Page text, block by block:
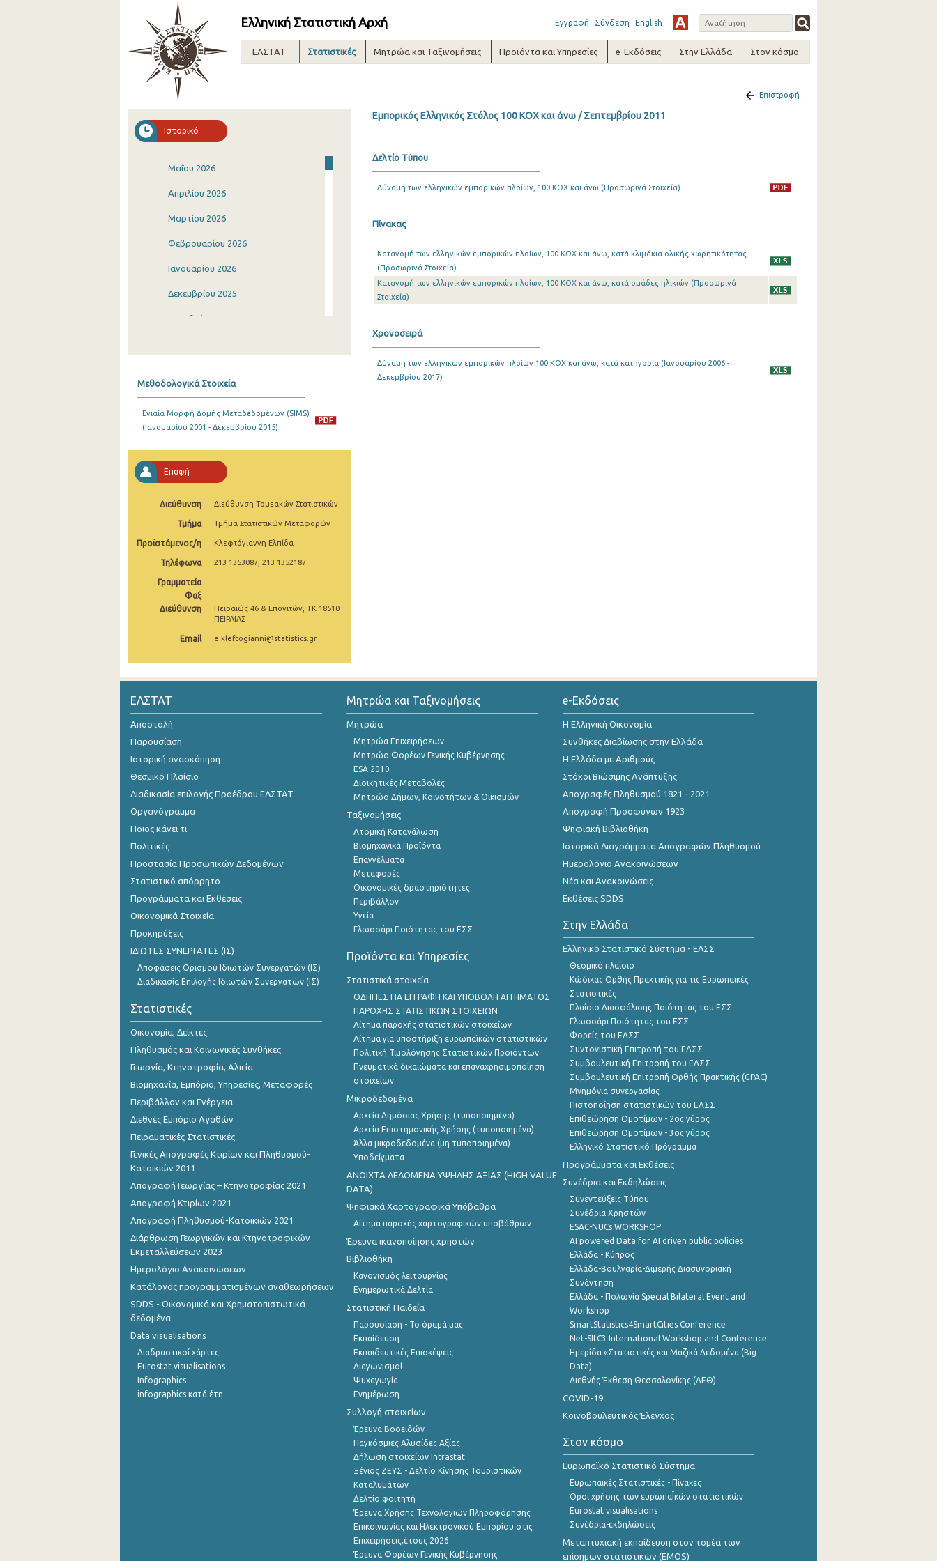
Ελληνική Στατιστική Αρχή Εγγραφή Σύνδεση English
ΕΛΣΤΑΤ Στατιστικές Μητρώα και Ταξινομήσεις Προϊόντα και Υπηρεσίες e-Εκδόσεις Στην Ελλάδα Στον κόσμο
Ιστορικό
Μαΐου 2026
Απριλίου 2026
Μαρτίου 2026
Φεβρουαρίου 2026
Ιανουαρίου 2026
Δεκεμβρίου 2025
Νοεμβρίου 2025
Ιουλίου 2025
Μαΐου 2025
Μαρτίου 2025
Φεβρουαρίου 2025
Ιανουαρίου 2025
Δεκεμβρίου 2024
Νοεμβρίου 2024
Οκτωβρίου 2024
Αυγούστου 2024
Ιουλίου 2024
Ιουνίου 2024
Μαΐου 2024
Απριλίου 2024
Φεβρουαρίου 2024
Ιανουαρίου 2024
Δεκεμβρίου 2023
Νοεμβρίου 2023
Οκτωβρίου 2023
Σεπτεμβρίου 2023
Ιουλίου 2023
Ιουνίου 2023
Μαΐου 2023
Απριλίου 2023
Μαρτίου 2023
Ιανουαρίου 2023
Δεκεμβρίου 2022
Νοεμβρίου 2022
Οκτωβρίου 2022
Σεπτεμβρίου 2022
Ιουλίου 2022
Ιουνίου 2022
Μαΐου 2022
Απριλίου 2022
Μεθοδολογικά Στοιχεία
Ενιαία Μορφή Δομής Μεταδεδομένων (SIMS)
(Ιανουαρίου 2001 - Δεκεμβρίου 2015)
Επαφή
Διεύθυνση Διεύθυνση Τομεακών Στατιστικών
Τμήμα Τμήμα Στατιστικών Μεταφορών
Προϊστάμενος/η Κλεφτόγιαννη Ελπίδα
Τηλέφωνα 213 1353087, 213 1352187
Γραμματεία
Φαξ
Διεύθυνση
Πειραιώς 46 & Επονιτών, ΤΚ 18510
ΠΕΙΡΑΙΑΣ
Email e.kleftogianni@statistics.gr
Επιστροφή
Εμπορικός Ελληνικός Στόλος 100 ΚΟΧ και άνω / Σεπτεμβρίου 2011
Δελτίο Τύπου
Δύναμη των ελληνικών εμπορικών πλοίων, 100 ΚΟΧ και άνω (Προσωρινά Στοιχεία)
Πίνακας
Κατανομή των ελληνικών εμπορικών πλοίων, 100 ΚΟΧ και άνω, κατά κλιμάκια ολικής χωρητικότητας
(Προσωρινά Στοιχεία)
Κατανομή των ελληνικών εμπορικών πλοίων, 100 ΚΟΧ και άνω, κατά ομάδες ηλικιών (Προσωρινά
Στοιχεία)
Χρονοσειρά
Δύναμη των ελληνικών εμπορικών πλοίων 100 ΚΟΧ και άνω, κατά κατηγορία (Ιανουαρίου 2006 -
Δεκεμβρίου 2017)
ΕΛΣΤΑΤ
Αποστολή
Παρουσίαση
Ιστορική ανασκόπηση
Θεσμικό Πλαίσιο
Διαδικασία επιλογής Προέδρου ΕΛΣΤΑΤ
Οργανόγραμμα
Ποιος κάνει τι
Πολιτικές
Προστασία Προσωπικών Δεδομένων
Στατιστικό απόρρητο
Προγράμματα και Εκθέσεις
Οικονομικά Στοιχεία
Προκηρύξεις
ΙΔΙΩΤΕΣ ΣΥΝΕΡΓΑΤΕΣ (ΙΣ)
Αποφάσεις Ορισμού Ιδιωτών Συνεργατών (ΙΣ)
Διαδικασία Επιλογής Ιδιωτών Συνεργατών (ΙΣ)
Στατιστικές
Οικονομία, Δείκτες
Πληθυσμός και Κοινωνικές Συνθήκες
Γεωργία, Κτηνοτροφία, Αλιεία
Βιομηχανία, Εμπόριο, Υπηρεσίες, Μεταφορές
Περιβάλλον και Ενέργεια
Διεθνές Εμπόριο Αγαθών
Πειραματικές Στατιστικές
Γενικές Απογραφές Κτιρίων και Πληθυσμού-
Κατοικιών 2011
Απογραφή Γεωργίας – Κτηνοτροφίας 2021
Απογραφή Κτιρίων 2021
Απογραφή Πληθυσμού-Κατοικιών 2021
Διάρθρωση Γεωργικών και Κτηνοτροφικών
Εκμεταλλεύσεων 2023
Ημερολόγιο Ανακοινώσεων
Κατάλογος προγραμματισμένων αναθεωρήσεων
SDDS - Οικονομικά και Χρηματοπιστωτικά
δεδομένα
Data visualisations
Διαδραστικοί χάρτες
Eurostat visualisations
Infographics
infographics κατά έτη
Μητρώα και Ταξινομήσεις
Μητρώα
Μητρώα Επιχειρήσεων
Μητρώο Φορέων Γενικής Κυβέρνησης
ESA 2010
Διοικητικές Μεταβολές
Μητρώο Δήμων, Κοινοτήτων & Οικισμών
Ταξινομήσεις
Ατομική Κατανάλωση
Βιομηχανικά Προϊόντα
Επαγγέλματα
Μεταφορές
Οικονομικές δραστηριότητες
Περιβάλλον
Υγεία
Γλωσσάρι Ποιότητας του ΕΣΣ
Προϊόντα και Υπηρεσίες
Στατιστικά στοιχεία
ΟΔΗΓΙΕΣ ΓΙΑ ΕΓΓΡΑΦΗ ΚΑΙ ΥΠΟΒΟΛΗ ΑΙΤΗΜΑΤΟΣ
ΠΑΡΟΧΗΣ ΣΤΑΤΙΣΤΙΚΩΝ ΣΤΟΙΧΕΙΩΝ
Αίτημα παροχής στατιστικών στοιχείων
Αίτημα για υποστήριξη ευρωπαϊκών στατιστικών
Πολιτική Τιμολόγησης Στατιστικών Προϊόντων
Πνευματικά δικαιώματα και επαναχρησιμοποίηση
στοιχείων
Μικροδεδομένα
Αρχεία Δημόσιας Χρήσης (τυποποιημένα)
Αρχεία Επιστημονικής Χρήσης (τυποποιημένα)
Άλλα μικροδεδομένα (μη τυποποιημένα)
Υποδείγματα
ANOIXTA ΔΕΔΟΜΕΝΑ ΥΨΗΛΗΣ ΑΞΙΑΣ (HIGH VALUE
DATA)
Ψηφιακά Χαρτογραφικά Υπόβαθρα
Αίτημα παροχής χαρτογραφικών υποβάθρων
Έρευνα ικανοποίησης χρηστών
Βιβλιοθήκη
Κανονισμός λειτουργίας
Ενημερωτικά Δελτία
Στατιστική Παιδεία
Παρουσίαση - Το όραμά μας
Εκπαίδευση
Εκπαιδευτικές Επισκέψεις
Διαγωνισμοί
Ψυχαγωγία
Ενημέρωση
Συλλογή στοιχείων
Έρευνα Βοοειδών
Παγκόσμιες Αλυσίδες Αξίας
Δήλωση στοιχείων Intrastat
Ξένιος ΖΕΥΣ - Δελτίο Κίνησης Τουριστικών
Καταλυμάτων
Δελτίο φοιτητή
Έρευνα Χρήσης Τεχνολογιών Πληροφόρησης
Επικοινωνίας και Ηλεκτρονικού Εμπορίου στις
Επιχειρήσεις,έτους 2026
Έρευνα Φορέων Γενικής Κυβέρνησης
e-Εκδόσεις
Η Ελληνική Οικονομία
Συνθήκες Διαβίωσης στην Ελλάδα
Η Ελλάδα με Αριθμούς
Στόχοι Βιώσιμης Ανάπτυξης
Απογραφές Πληθυσμού 1821 - 2021
Απογραφή Προσφύγων 1923
Ψηφιακή Βιβλιοθήκη
Ιστορικά Διαγράμματα Απογραφών Πληθυσμού
Ημερολόγιο Ανακοινώσεων
Νέα και Ανακοινώσεις
Εκθέσεις SDDS
Στην Ελλάδα
Ελληνικό Στατιστικό Σύστημα - ΕΛΣΣ
Θεσμικό πλαίσιο
Κώδικας Ορθής Πρακτικής για τις Ευρωπαϊκές
Στατιστικές
Πλαίσιο Διασφάλισης Ποιότητας του ΕΣΣ
Γλωσσάρι Ποιότητας του ΕΣΣ
Φορείς του ΕΛΣΣ
Συντονιστική Επιτροπή του ΕΛΣΣ
Συμβουλευτική Επιτροπή του ΕΛΣΣ
Συμβουλευτική Επιτροπή Ορθής Πρακτικής (GPAC)
Μνημόνια συνεργασίας
Πιστοποίηση στατιστικών του ΕΛΣΣ
Επιθεώρηση Ομοτίμων - 2ος γύρος
Επιθεώρηση Ομοτίμων - 3ος γύρος
Ελληνικό Στατιστικό Πρόγραμμα
Προγράμματα και Εκθέσεις
Συνέδρια και Εκδηλώσεις
Συνεντεύξεις Τύπου
Συνέδρια Χρηστών
ESAC-NUCs WORKSHOP
AI powered Data for AI driven public policies
Ελλάδα - Κύπρος
Ελλάδα-Βουλγαρία-Διμερής Διασυνοριακή
Συνάντηση
Ελλάδα - Πολωνία Special Bilateral Event and
Workshop
SmartStatistics4SmartCities Conference
Net-SILC3 International Workshop and Conference
Ημερίδα «Στατιστικές και Μαζικά Δεδομένα (Big
Data)
Διεθνής Έκθεση Θεσσαλονίκης (ΔΕΘ)
COVID-19
Κοινοβουλευτικός Έλεγχος
Στον κόσμο
Ευρωπαϊκό Στατιστικό Σύστημα
Ευρωπαϊκές Στατιστικές - Πίνακες
Όροι χρήσης των ευρωπαΪκών στατιστικών
Eurostat visualisations
Συνέδρια-εκδηλώσεις
Μεταπτυχιακή εκπαίδευση στον τομέα των
επίσημων στατιστικών (EMOS)